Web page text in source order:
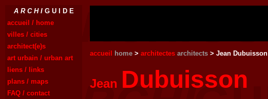
A R C H IG U I D E
accueil / home
villes / cities
architect(e)s
art urbain / urban art
liens / links
plans / maps
FAQ / contact
accueil home > architectes architects > Jean Dubuisson
Jean Dubuisson